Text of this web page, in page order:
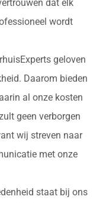
dat elk
wordt
geloven
Daarom bieden
al onze kosten
geen verborgen
wij streven naar
met onze
staat bij ons